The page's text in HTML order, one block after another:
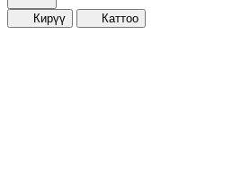
Кирүү Каттоо